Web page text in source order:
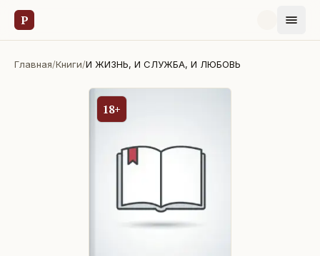
Р
Главная/Книги/И ЖИЗНЬ, И СЛУЖБА, И ЛЮБОВЬ
18+